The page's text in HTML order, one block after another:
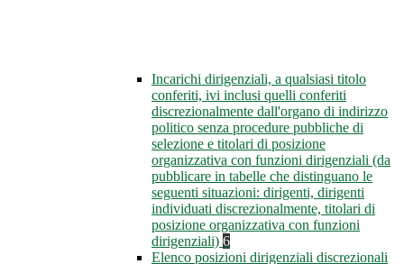
Incarichi dirigenziali, a qualsiasi titolo
conferiti, ivi inclusi quelli conferiti
discrezionalmente dall'organo di indirizzo
politico senza procedure pubbliche di
selezione e titolari di posizione
organizzativa con funzioni dirigenziali (da
pubblicare in tabelle che distinguano le
seguenti situazioni: dirigenti, dirigenti
individuati discrezionalmente, titolari di
posizione organizzativa con funzioni
dirigenziali) 6
Elenco posizioni dirigenziali discrezionali